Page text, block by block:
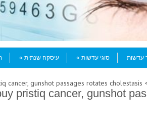
עדשות סוגי עדשות עיסקה שנתית
> Actively buy pristiq
pristiq cancer, gunshot